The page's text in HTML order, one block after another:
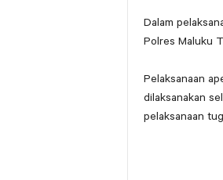
Dalam
Polres Maluku
Pelaksanaan
dilaksanakan
pelaksanaan